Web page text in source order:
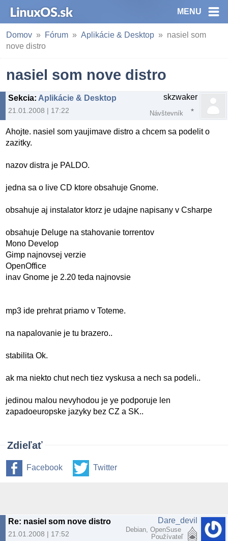
MENU
Domov Fórum Aplikácie & Desktop
nasiel som
nove distro
nasiel som nove distro
Sekcia: Aplikácie & Desktop
21.01.2008 | 17:22
skzwaker
Návštevník
Ahojte. nasiel som yaujimave distro a chcem sa podelit o
zazitky.
nazov distra je PALDO.
jedna sa o live CD ktore obsahuje Gnome.
obsahuje aj instalator ktorz je udajne napisany v Csharpe
obsahuje Deluge na stahovanie torrentov
Mono Develop
Gimp najnovsej verzie
OpenOffice
inav Gnome je 2.20 teda najnovsie
mp3 ide prehrat priamo v Toteme.
na napalovanie je tu brazero..
stabilita Ok.
ak ma niekto chut nech tiez vyskusa a nech sa podeli..
jedinou malou nevyhodou je ye podporuje len
zapadoeuropske jazyky bez CZ a SK..
Zdieľať
Facebook Twitter
Re: nasiel som nove distro
21.01.2008 | 17:52
Dare_devil
Debian, OpenSuse
Používateľ